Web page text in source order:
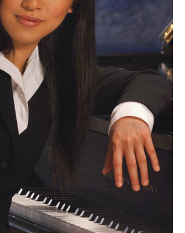
NEWS
FEATURED
ABOUT US